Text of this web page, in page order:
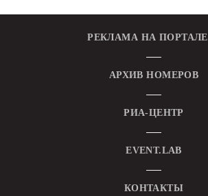
РЕКЛАМА НА ПОРТАЛЕ
АРХИВ НОМЕРОВ
РИА-ЦЕНТР
EVENT.LAB
КОНТАКТЫ